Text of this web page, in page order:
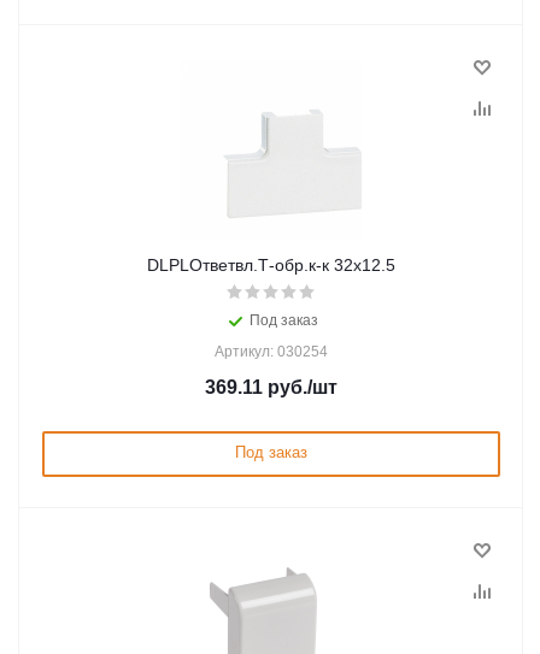
DLPLОтветвл.Т-обр.к-к 32х12.5
Под заказ
Артикул: 030254
369.11 руб./шт
Под заказ